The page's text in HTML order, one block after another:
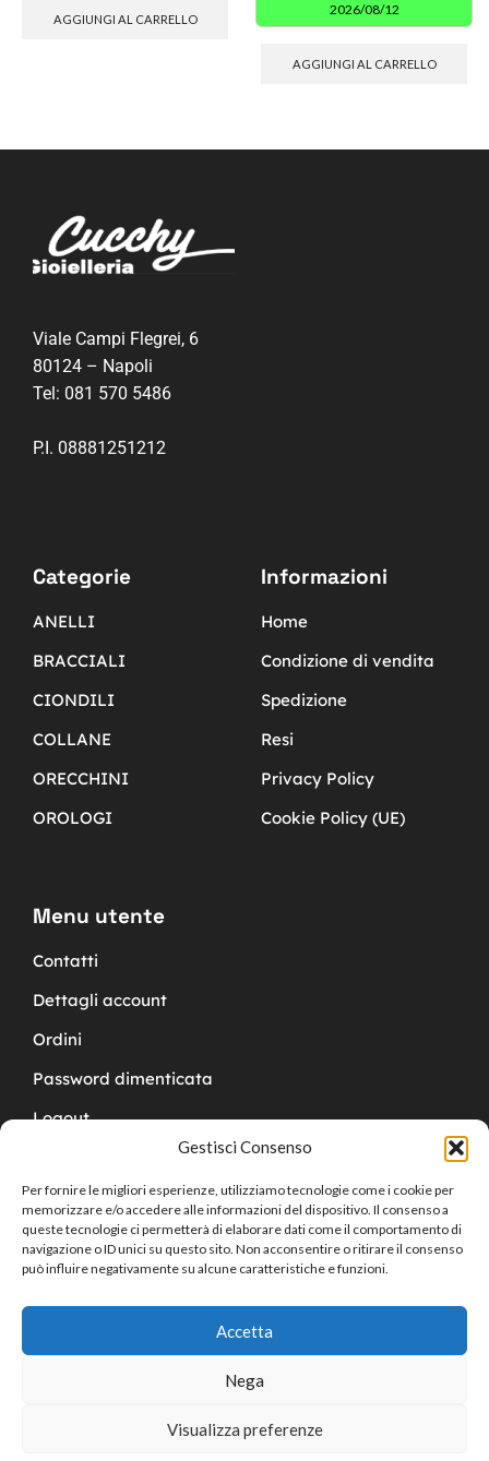
Gestisci Consenso
Per fornire le migliori esperienze, utilizziamo tecnologie come i cookie per
memorizzare e/o accedere alle informazioni del dispositivo. Il consenso a
queste tecnologie ci permetterà di elaborare dati come il comportamento di
navigazione o ID unici su questo sito. Non acconsentire o ritirare il consenso
può influire negativamente su alcune caratteristiche e funzioni.
Accetta
Nega
Visualizza preferenze
AGGIUNGI AL CARRELLO
2026/08/12
AGGIUNGI AL CARRELLO
0
Viale Campi Flegrei, 6
80124 – Napoli
Tel: 081 570 5486
P.I. 08881251212
Categorie
ANELLI
BRACCIALI
CIONDILI
COLLANE
ORECCHINI
OROLOGI
Informazioni
Home
Condizione di vendita
Spedizione
Resi
Privacy Policy
Cookie Policy (UE)
Menu utente
Contatti
Dettagli account
Ordini
Password dimenticata
Logout
Copyright © 2024 Cucchy Gioielleria